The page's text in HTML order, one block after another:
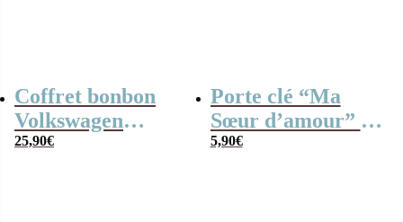
Coffret bonbon
Volkswagen
Combi vert en
25,90€
Porte clé “Ma
Sœur d’amour” –
Cadeau Sœur
5,90€